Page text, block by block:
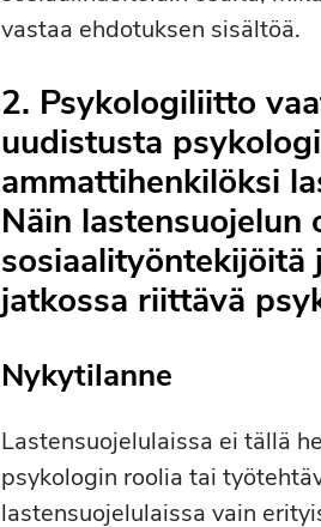
vastaa ehdotuksen sisältöä.
2. Psykologiliitto
uudistusta
ammattihenkilöksi
Näin lastensuojelun
sosiaalityöntekijöitä
jatkossa riittävä
Nykytilanne
Lastensuojelulaissa ei tällä
psykologin roolia tai
lastensuojelulaissa vain